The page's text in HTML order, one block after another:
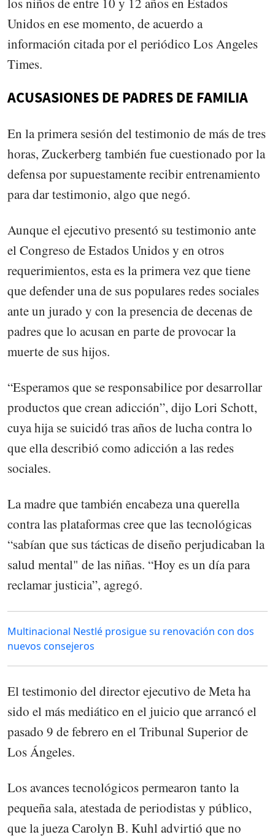
Unidos en ese momento, de acuerdo a
información citada por el periódico Los Angeles
Times.
ACUSASIONES DE PADRES DE FAMILIA
En la primera sesión del testimonio de más de tres
horas, Zuckerberg también fue cuestionado por la
defensa por supuestamente recibir entrenamiento
para dar testimonio, algo que negó.
Aunque el ejecutivo presentó su testimonio ante
el Congreso de Estados Unidos y en otros
requerimientos, esta es la primera vez que tiene
que defender una de sus populares redes sociales
ante un jurado y con la presencia de decenas de
padres que lo acusan en parte de provocar la
muerte de sus hijos.
“Esperamos que se responsabilice por desarrollar
productos que crean adicción”, dijo Lori Schott,
cuya hija se suicidó tras años de lucha contra lo
que ella describió como adicción a las redes
sociales.
La madre que también encabeza una querella
contra las plataformas cree que las tecnológicas
“sabían que sus tácticas de diseño perjudicaban la
salud mental" de las niñas. “Hoy es un día para
reclamar justicia”, agregó.
Multinacional Nestlé prosigue su renovación con dos
nuevos consejeros
El testimonio del director ejecutivo de Meta ha
sido el más mediático en el juicio que arrancó el
pasado 9 de febrero en el Tribunal Superior de
Los Ángeles.
Los avances tecnológicos permearon tanto la
pequeña sala, atestada de periodistas y público,
que la jueza Carolyn B. Kuhl advirtió que no